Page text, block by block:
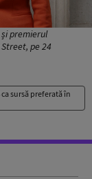
premierul
pe 24
ca sursă preferată în